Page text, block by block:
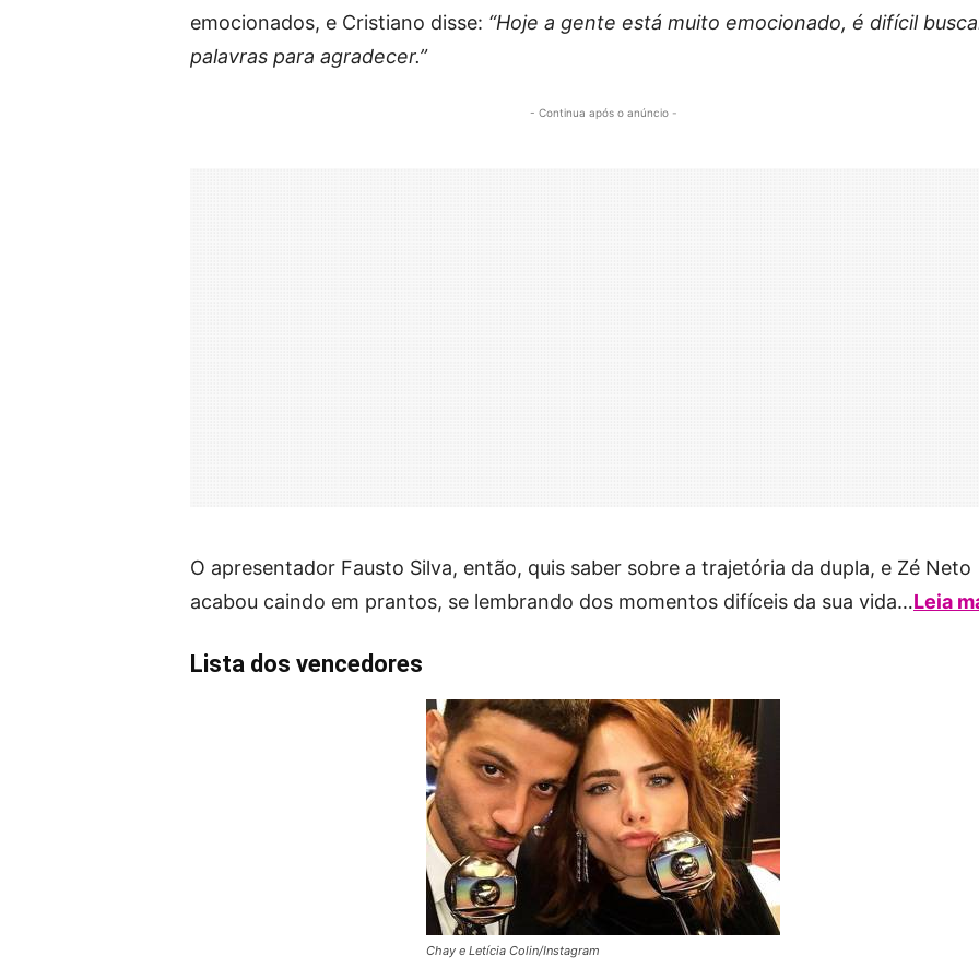
emocionados, e Cristiano disse: “Hoje a gente está muito emocionado, é difícil
palavras para agradecer.”
- Continua após o anúncio -
O apresentador Fausto Silva, então, quis saber sobre a trajetória da dupla, e Zé Neto
acabou caindo em prantos, se lembrando dos momentos difíceis da sua vida…Leia
Lista dos vencedores
Chay e Letícia Colin/Instagram